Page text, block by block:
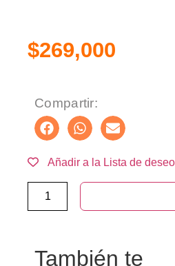
$269,000
Compartir:
Añadir a la Lista de
También te